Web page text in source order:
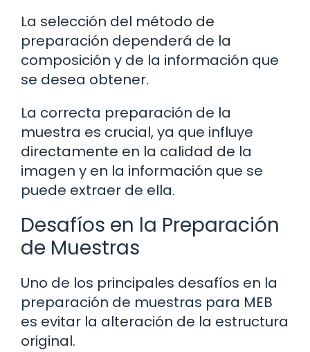
La selección del método de
preparación dependerá de la
composición y de la información que
se desea obtener.
La correcta preparación de la
muestra es crucial, ya que influye
directamente en la calidad de la
imagen y en la información que se
puede extraer de ella.
Desafíos en la Preparación
de Muestras
Uno de los principales desafíos en la
preparación de muestras para MEB
es evitar la alteración de la estructura
original.